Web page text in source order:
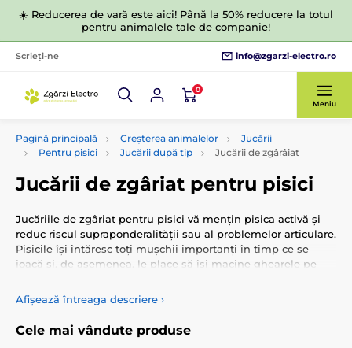
☀️ Reducerea de vară este aici! Până la 50% reducere la totul
pentru animalele tale de companie!
Scrieți-ne info@zgarzi-electro.ro
0
Meniu
Pagină principală Creșterea animalelor
Jucării
Pentru pisici
Jucării după tip Jucării de zgârâiat
Jucării de zgâriat pentru pisici
Jucăriile de zgâriat pentru pisici vă mențin pisica activă și
reduc riscul supraponderalității sau al problemelor articulare.
Pisicile își întăresc toți mușchii importanți în timp ce se
joacă și, de asemenea, le place să își macine ghearele pe
minge sau o jucărie din pene pentru și mai multă distracție.
Afișează întreaga descriere ›
Cele mai vândute produse